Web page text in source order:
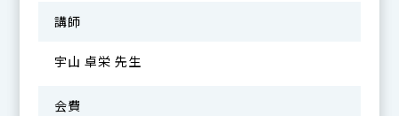
講師
宇山 卓栄 先生
会費